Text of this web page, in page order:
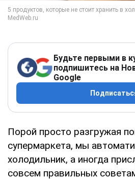
Будьте первыми в
подпишитесь на
Google
Порой просто разгружая
супермаркета, мы
холодильник, а иногда
совсем правильных